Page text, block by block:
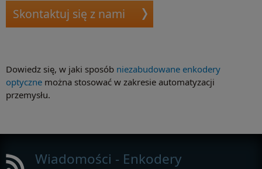
Skontaktuj się z nami
Dowiedz się, w jaki sposób niezabudowane enkodery
optyczne można stosować w zakresie automatyzacji
przemysłu.
Wiadomości - Enkodery